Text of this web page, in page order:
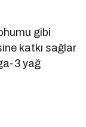
gibi
katkı sağlar
3 yağ